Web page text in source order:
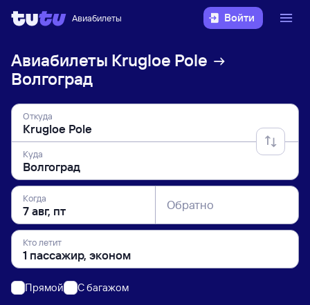
Авиабилеты Войти
Авиабилеты Krugloe Pole
Волгоград
Откуда
Куда
Когда Обратно
Кто летит
Прямой C багажом